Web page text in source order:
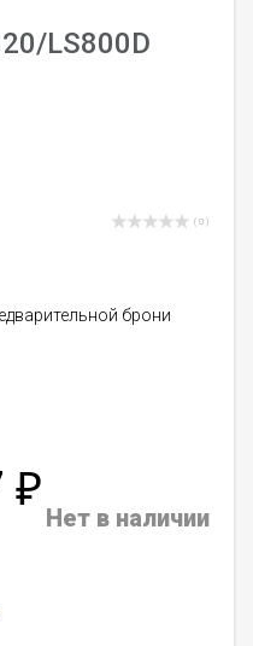
LS800D
( 0 )
брони
₽
Нет в наличии